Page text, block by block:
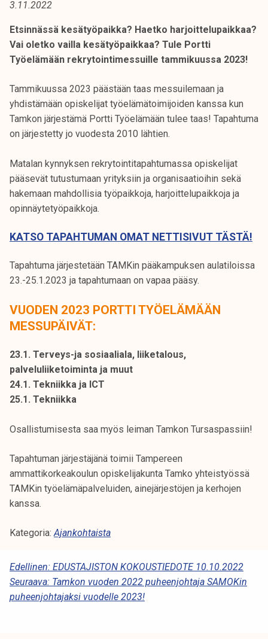
t
i
k
o
k
a
u
u
p
s
k
l
i
a
k
u
n
a
3.11.2022
Etsinnässä kesätyöpaikka? Haetko harjoittelupaikkaa?
Vai oletko vailla kesätyöpaikkaa? Tule Portti
Työelämään rekrytointimessuille tammikuussa 2023!
Tammikuussa 2023 päästään taas messuilemaan ja
yhdistämään opiskelijat työelämätoimijoiden kanssa kun
Tamkon järjestämä Portti Työelämään tulee taas! Tapahtuma
on järjestetty jo vuodesta 2010 lähtien.
Matalan kynnyksen rekrytointitapahtumassa opiskelijat
pääsevät tutustumaan yrityksiin ja organisaatioihin sekä
hakemaan mahdollisia työpaikkoja, harjoittelupaikkoja ja
opinnäytetyöpaikkoja.
KATSO TAPAHTUMAN OMAT NETTISIVUT TÄSTÄ!
Tapahtuma järjestetään TAMKin pääkampuksen aulatiloissa
23.-25.1.2023 ja tapahtumaan on vapaa pääsy.
VUODEN 2023 PORTTI TYÖELÄMÄÄN
MESSUPÄIVÄT:
23.1. Terveys-ja sosiaaliala, liiketalous,
palveluliiketoiminta ja muut
24.1. Tekniikka ja ICT
25.1. Tekniikka
Osallistumisesta saa myös leiman Tamkon Tursaspassiin!
Tapahtuman järjestäjänä toimii Tampereen
ammattikorkeakoulun opiskelijakunta Tamko yhteistyössä
TAMKin työelämäpalveluiden, ainejärjestöjen ja kerhojen
kanssa.
Kategoria: Ajankohtaista
A
R
T
Edellinen: EDUSTAJISTON KOKOUSTIEDOTE 10.10.2022
Seuraava: Tamkon vuoden 2022 puheenjohtaja SAMOKin
puheenjohtajaksi vuodelle 2023!